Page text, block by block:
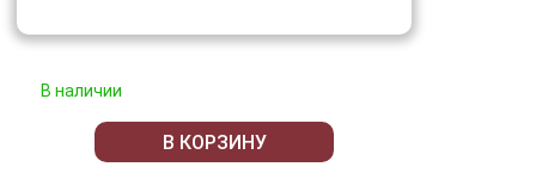
В наличии
В КОРЗИНУ